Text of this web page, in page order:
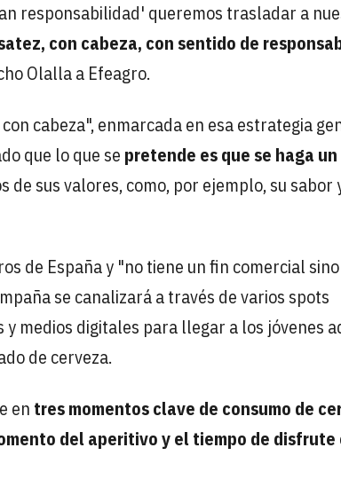
responsabilidad' queremos trasladar a
con cabeza, con sentido de
Olalla a Efeagro.
cabeza", enmarcada en esa estrategia
que lo que se pretende es que se haga
de sus valores, como, por ejemplo, su sabor
de España y "no tiene un fin comercial
se canalizará a través de varios spots
medios digitales para llegar a los jóvenes
de cerveza.
en tres momentos clave de consumo de
del aperitivo y el tiempo de disfrute